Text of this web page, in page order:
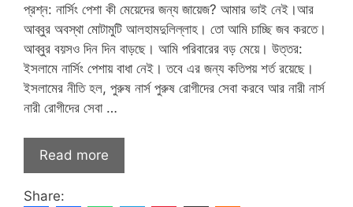
প্রশ্ন: নার্সিং পেশা কী মেয়েদের জন্য জায়েজ? আমার ভাই নেই।আর
আব্বুর অবস্থা মোটামুটি আলহামদুলিল্লাহ। তো আমি চাচ্ছি জব করতে।
আব্বুর বয়সও দিন দিন বাড়ছে। আমি পরিবারের বড় মেয়ে। উত্তর:
ইসলামে নার্সিং পেশায় বাধা নেই। তবে এর জন্য কতিপয় শর্ত রয়েছে।‌
ইসলামের নীতি হল, পুরুষ নার্স পুরুষ রোগীদের সেবা করবে আর নারী নার্স
নারী রোগীদের সেবা …
Read more
Share: